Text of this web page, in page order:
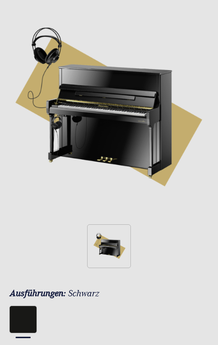
Ausführungen: Schwarz